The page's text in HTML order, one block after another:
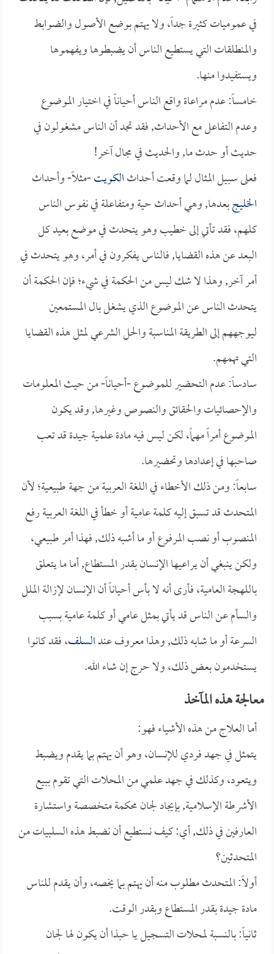
في عموميات كثيرة جداً، ولا يهتم بوضع الأصول والضوابط
والمنطلقات التي يستطيع الناس أن يضبطوها ويفهموها
ويستفيدوا منها.
خامساً: عدم مراعاة واقع الناس أحياناً في اختيار الموضوع
وعدم التفاعل مع الأحداث, فقد تجد أن الناس مشغولون في
حديث أو حدث ما, والحديث في مجال آخر!
فعلى سبيل المثال لما وقعت أحداثالكويت-مثلاً- وأحداث
الخليجبعدها, وهي أحداث حية ومتفاعلة في نفوس الناس
كلهم، فقد تأتي إلى خطيب وهو يتحدث في موضع بعيد كل
البعد عن هذه القضايا, فالناس يفكرون في أمر، وهو يتحدث في
أمر آخر, وهذا لا شك ليس من الحكمة في شيء؛ فإن الحكمة أن
يتحدث الناس عن الموضوع الذي يشغل بال المستمعين
ليوجههم إلى الطريقة المناسبة والحل الشرعي لمثل هذه القضايا
التي تهمهم.
سادساً: عدم التحضير للموضوع -أحياناً- من حيث المعلومات
والإحصائيات والحقائق والنصوص وغيرها, وقد يكون
الموضوع أمراً مهماً، لكن ليس فيه مادة علمية جيدة قد تعب
صاحبها في إعدادها وتحضيرها.
سابعاً: ومن ذلك الأخطاء في اللغة العربية من جهة طبيعية؛ لأن
المتحدث قد تسبق إليه كلمة عامية أو خطأ في اللغة العربية رفع
المنصوب أو نصب المرفوع أو ما أشبه ذلك, فهذا أمر طبيعي،
ولكن ينبغي أن يراعيها الإنسان بقدر المستطاع, أما ما يتعلق
باللهجة العامية، فأرى أنه لا بأس أحياناً أن الإنسان لإزالة الملل
والسأم عن الناس قد يأتي بمثل عامي أو كلمة عامية بسبب
السرعة أو ما شابه ذلك, وهذا معروف عندالسلف، فقد كانوا
يستخدمون بعض ذلك، ولا حرج إن شاء الله.
معالجة هذه المآخذ
أما العلاج من هذه الأشياء فهو:
يتمثل في جهد فردي للإنسان، وهو أن يهتم بما يقدم ويضبط
ويتعود، وكذلك في جهد علمي من المحلات التي تقوم ببيع
الأشرطة الإسلامية, بإيجاد لجان محكمة متخصصة واستشارة
العارفين في ذلك, أي: كيف نستطيع أن نضبط هذه السلبيات من
المتحدثين؟
أولاً: المتحدث مطلوب منه أن يهتم بما يخصه، وأن يقدم للناس
مادة جيدة بقدر المستطاع وبقدر الوقت.
ثانياً: بالنسبة لمحلات التسجيل يا حبذا أن يكون لها لجان